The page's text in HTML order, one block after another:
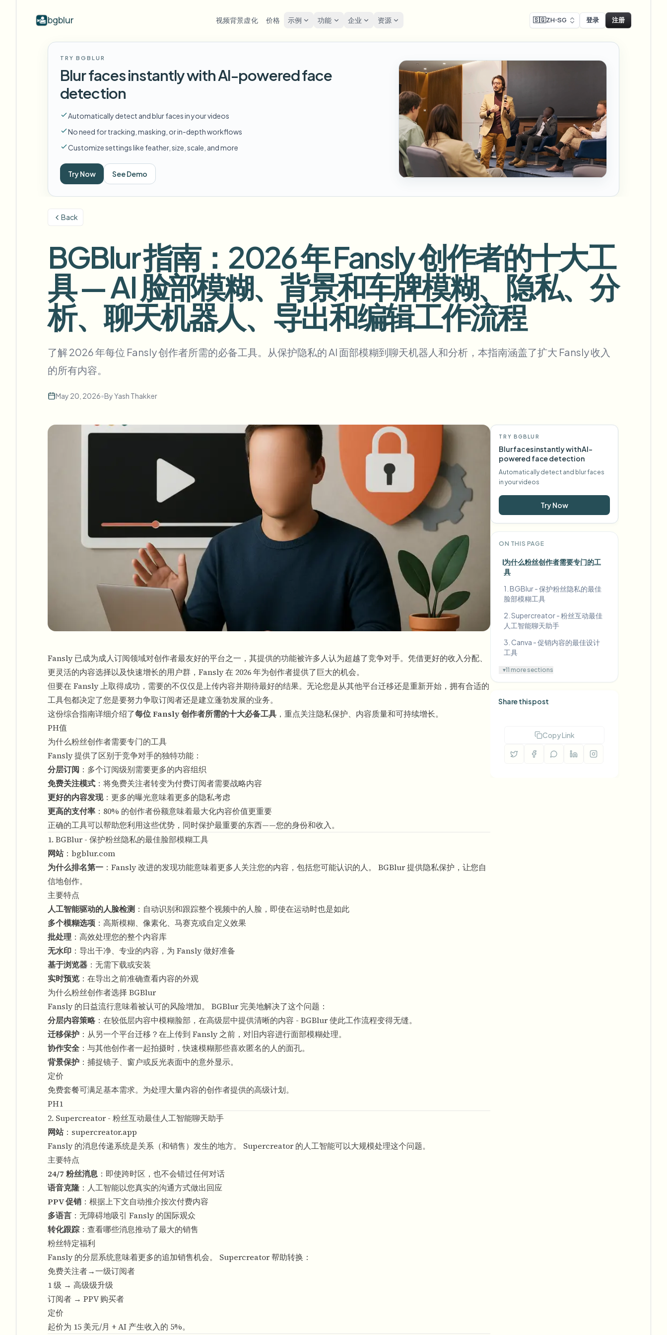
bgblur 视频背景虚化 价格 示例 功能 企业 资源
Hide faces, plates, and backgrounds in
your browser.
Start with a clip
Upload a video and blur in
模糊车牌 FAST
Auto-detect plates
模糊背景
Use a prompt or draw a box
在线模糊照片中的人脸
Blur faces in photos
Team-grade redaction
语音匿名处理器
AI voice masking
Face swap
换脸 - 图片
Swap faces in images
换脸 - 视频 NEW
Swap faces in video
AI Video Object
Remover
NEW
Remove objects with scene fill
视频智能 BETA
Ask questions and get AI summaries
Categories View All
Vlogger Moto Vlogger Streamer Journalist Government Agency
按行业
学校与教育
校园摄像头、讲座和地区批量隐私
媒体与娱乐
试映、发布和合规
零售与电商
医疗
诊所和面向患者的视频管理
公共部门
批量人脸匿名化
大批量、保留期和SLA
车队、行车记录仪和停车场大规模处理
企业区域、策略和审核
联系表单
与我们洽谈批量、合规和集成需求。
批量处理就绪
联系表单
生态系统
视频智能
搜索和理解视频 — Ceptory
批量背景移除
专用背景移除流水线
博客
Answers to common questions
Privacy compliance research reports
Free video and image editing tools
Browse by workflow or use case
Explore our full product lineup
展示人脸模糊、车牌、背景和选择性
遮蔽的真实视频片段。
浏览完整示例库
模糊人脸
Frame-by-frame face tracking
Dashcam & street footage
模糊背景
屏幕录制模糊
Tutorials & demo redaction
GDPR合规模糊
Privacy-compliant redaction
街头采访模糊
Bystander & face privacy
游戏与直播模糊
🇸🇬ZH-SG 登录 注册
TRY BGBLUR
Blur faces instantly with AI-powered face
detection
Automatically detect and blur faces in your videos
No need for tracking, masking, or in-depth workflows
Customize settings like feather, size, scale, and more
Try Now See Demo
Back
BGBlur 指南：2026 年 Fansly 创作者的十大工
具 — AI 脸部模糊、背景和车牌模糊、隐私、分
析、聊天机器人、导出和编辑工作流程
了解 2026 年每位 Fansly 创作者所需的必备工具。从保护隐私的 AI 面部模糊到聊天机器人和分析，本指南涵盖了扩大 Fansly 收入
的所有内容。
May 20, 2026•ByYash Thakker
Fansly 已成为成人订阅领域对创作者最友好的平台之一，其提供的功能被许多人认为超越了竞争对手。凭借更好的收入分配、
更灵活的内容选择以及快速增长的用户群，Fansly 在 2026 年为创作者提供了巨大的机会。
但要在 Fansly 上取得成功，需要的不仅仅是上传内容并期待最好的结果。无论您是从其他平台迁移还是重新开始，拥有合适的
工具包都决定了您是要努力争取订阅者还是建立蓬勃发展的业务。
这份综合指南详细介绍了每位 Fansly 创作者所需的十大必备工具 ，重点关注隐私保护、内容质量和可持续增长。
PH值
为什么粉丝创作者需要专门的工具
Fansly 提供了区别于竞争对手的独特功能：
分层订阅 ：多个订阅级别需要更多的内容组织
免费关注模式 ：将免费关注者转变为付费订阅者需要战略内容
更好的内容发现：更多的曝光意味着更多的隐私考虑
更高的支付率 ：80% 的创作者份额意味着最大化内容价值更重要
正确的工具可以帮助您利用这些优势，同时保护最重要的东西——您的身份和收入。
1. BGBlur - 保护粉丝隐私的最佳脸部模糊工具
网站： bgblur.com
为什么排名第一 ：Fansly 改进的发现功能意味着更多人关注您的内容，包括您可能认识的人。 BGBlur 提供隐私保护，让您自
信地创作。
主要特点
人工智能驱动的人脸检测 ：自动识别和跟踪整个视频中的人脸，即使在运动时也是如此
多个模糊选项 ：高斯模糊、像素化、马赛克或自定义效果
批处理 ：高效处理您的整个内容库
无水印 ：导出干净、专业的内容，为 Fansly 做好准备
基于浏览器 ：无需下载或安装
实时预览 ：在导出之前准确查看内容的外观
为什么粉丝创作者选择 BGBlur
Fansly 的日益流行意味着被认可的风险增加。 BGBlur 完美地解决了这个问题：
分层内容策略 ：在较低层内容中模糊脸部，在高级层中提供清晰的内容 - BGBlur 使此工作流程变得无缝。
迁移保护 ：从另一个平台迁移？在上传到 Fansly 之前，对旧内容进行面部模糊处理。
协作安全 ：与其他创作者一起拍摄时，快速模糊那些喜欢匿名的人的面孔。
背景保护 ：捕捉镜子、窗户或反光表面中的意外显示。
定价
免费套餐可满足基本需求。为处理大量内容的创作者提供的高级计划。
PH1
2. Supercreator - 粉丝互动最佳人工智能聊天助手
网站： supercreator.app
Fansly 的消息传递系统是关系（和销售）发生的地方。 Supercreator 的人工智能可以大规模处理这个问题。
主要特点
24/7 粉丝消息 ：即使跨时区，也不会错过任何对话
语音克隆 ：人工智能以您真实的沟通方式做出回应
PPV 促销 ：根据上下文自动推介按次付费内容
多语言 ：无障碍地吸引 Fansly 的国际观众
转化跟踪 ：查看哪些消息推动了最大的销售
粉丝特定福利
Fansly 的分层系统意味着更多的追加销售机会。 Supercreator 帮助转换：
免费关注者→一级订阅者
1 级 → 高级级升级
订阅者 → PPV 购买者
定价
起价为 15 美元/月 + AI 产生收入的 5%。
TRY BGBLUR
Blur faces instantly with AI-
powered face detection
Automatically detect and blur faces
in your videos
Try Now
ON THIS PAGE
为什么粉丝创作者需要专门的工
具
1. BGBlur - 保护粉丝隐私的最佳
脸部模糊工具
2. Supercreator - 粉丝互动最佳
人工智能聊天助手
3. Canva - 促销内容的最佳设计
工具
▾11 more sections
Share this post
Copy Link